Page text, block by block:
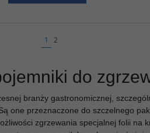
1 2
do
branży gastronomicznej,
one przeznaczone do szczelnego
zgrzewania specjalnej folii na